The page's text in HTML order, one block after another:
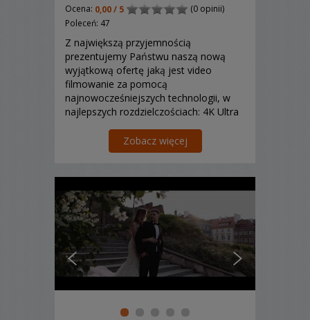
Ocena: 0,00 / 5
(0 opinii)
Poleceń: 47
Z największą przyjemnością
prezentujemy Państwu naszą nową
wyjątkową ofertę jaką jest video
filmowanie za pomocą
najnowocześniejszych technologii, w
najlepszych rozdzielczościach: 4K Ultra
Camera Full HD.Zobacz więcej